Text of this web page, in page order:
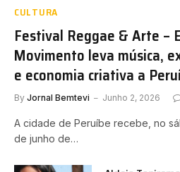
CULTURA
Festival Reggae & Arte –
Movimento leva música,
e economia criativa a
By Jornal Bemtevi Junho 2, 2026
A cidade de Peruíbe recebe, no
de junho de…